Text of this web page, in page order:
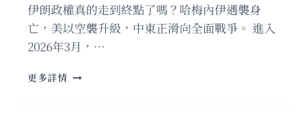
伊朗政權真的走到終點了嗎？哈梅內伊遇襲身
亡，美以空襲升級，中東正滑向全面戰爭。 進入
2026年3月，…
更多詳情